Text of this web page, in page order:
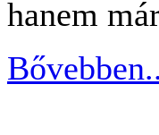
hanem